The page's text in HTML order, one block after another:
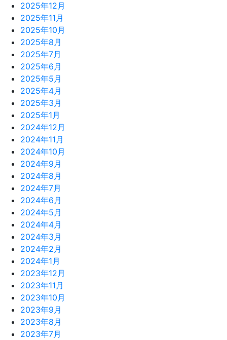
2025年12月
2025年11月
2025年10月
2025年8月
2025年7月
2025年6月
2025年5月
2025年4月
2025年3月
2025年1月
2024年12月
2024年11月
2024年10月
2024年9月
2024年8月
2024年7月
2024年6月
2024年5月
2024年4月
2024年3月
2024年2月
2024年1月
2023年12月
2023年11月
2023年10月
2023年9月
2023年8月
2023年7月